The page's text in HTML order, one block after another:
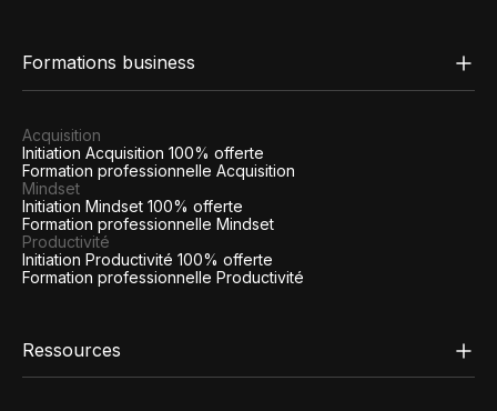
Formations business
Acquisition
Initiation Acquisition 100% offerte
Formation professionnelle Acquisition
Mindset
Initiation Mindset 100% offerte
Formation professionnelle Mindset
Productivité
Initiation Productivité 100% offerte
Formation professionnelle Productivité
Ressources